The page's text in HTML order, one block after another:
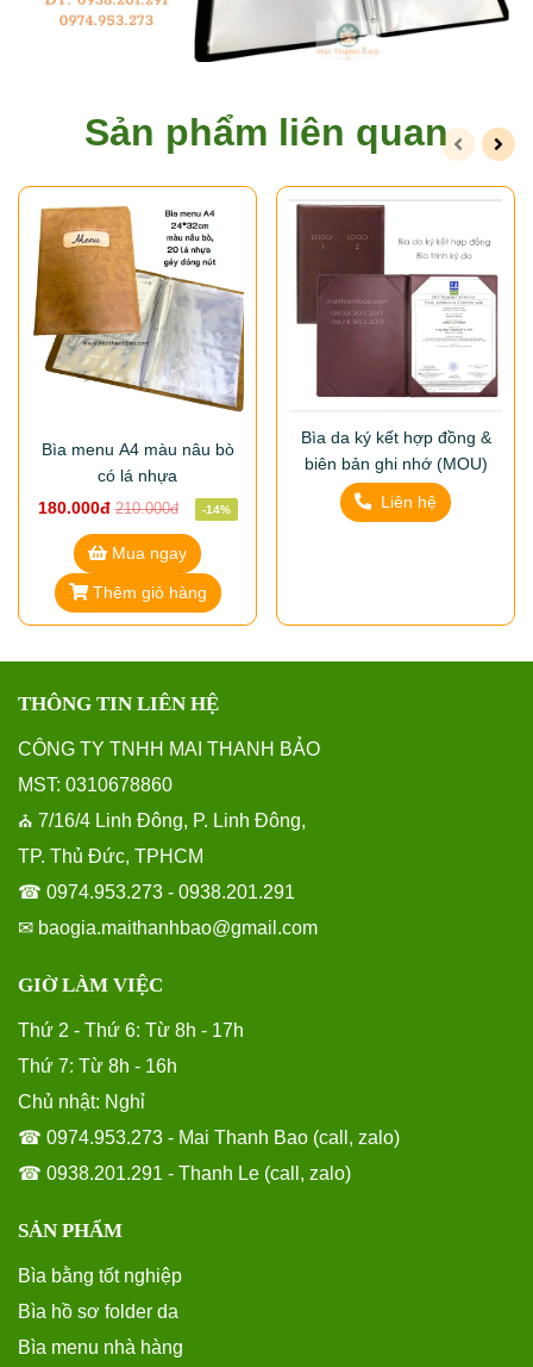
Sản phẩm liên quan
Bìa menu A4 màu nâu bò
có lá nhựa
180.000đ 210.000đ -14%
Mua ngay
Thêm giỏ hàng
Bìa da ký kết hợp đồng &
biên bản ghi nhớ (MOU)
Liên hệ
THÔNG TIN LIÊN HỆ
CÔNG TY TNHH MAI THANH BẢO
MST: 0310678860
⛪ 7/16/4 Linh Đông, P. Linh Đông,
TP. Thủ Đức, TPHCM
☎ 0974.953.273 - 0938.201.291
✉ baogia.maithanhbao@gmail.com
GIỜ LÀM VIỆC
Thứ 2 - Thứ 6: Từ 8h - 17h
Thứ 7: Từ 8h - 16h
Chủ nhật: Nghỉ
☎ 0974.953.273 - Mai Thanh Bao (call, zalo)
☎ 0938.201.291 - Thanh Le (call, zalo)
SẢN PHẨM
Bìa bằng tốt nghiệp
Bìa hồ sơ folder da
Bìa menu nhà hàng